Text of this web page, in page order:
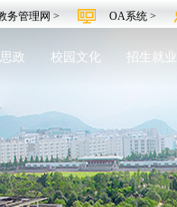
务管理网 > OA系统 >
政 校园文化 招生就业